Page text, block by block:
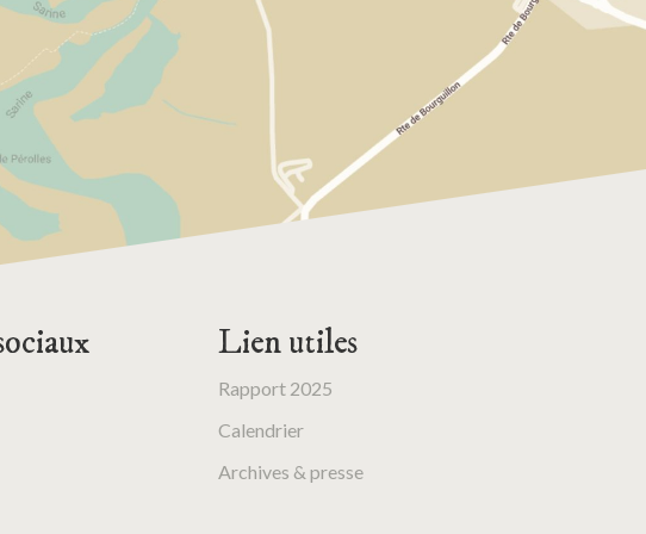
Lien utiles
Rapport 2025
Calendrier
Archives & presse